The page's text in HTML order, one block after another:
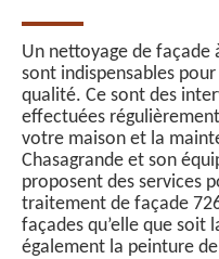
Un nettoyage de façade
sont indispensables
qualité. Ce sont des
effectuées
votre maison et la
Chasagrande et son
proposent des services
traitement de façade
façades qu’elle que soit
également la peinture